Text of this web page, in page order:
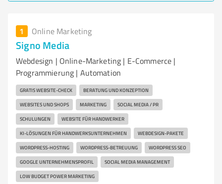
1 Online Marketing
Signo Media
Webdesign | Online-Marketing | E-Commerce |
Programmierung | Automation
GRATIS WEBSITE-CHECK BERATUNG UND KONZEPTION
WEBSITES UND SHOPS MARKETING SOCIAL MEDIA / PR
SCHULUNGEN WEBSITE FÜR HANDWERKER
KI-LÖSUNGEN FÜR HANDWERKSUNTERNEHMEN WEBDESIGN-PAKETE
WORDPRESS-HOSTING WORDPRESS-BETREUUNG WORDPRESS SEO
GOOGLE UNTERNEHMENSPROFIL SOCIAL MEDIA MANAGEMENT
LOW BUDGET POWER MARKETING